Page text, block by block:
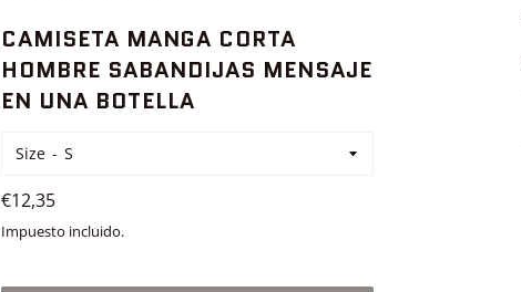
CAMISETA MANGA CORTA
HOMBRE SABANDIJAS MENSAJE
EN UNA BOTELLA
Size
Precio
habitual
€12,35
Impuesto incluido.